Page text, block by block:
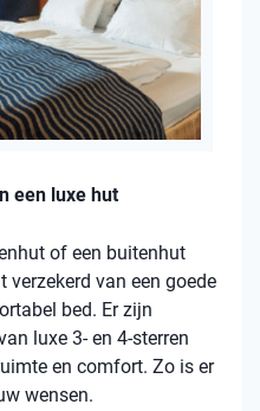
een luxe hut
of een buitenhut
verzekerd van een goede
bed. Er zijn
luxe 3- en 4-sterren
en comfort. Zo is er
wensen.